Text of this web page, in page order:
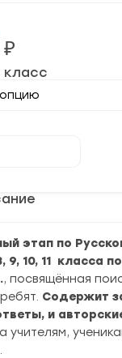
этап по
9, 10, 11 класса
, посвящённая
Содержит
и
учителям,
₽
класс